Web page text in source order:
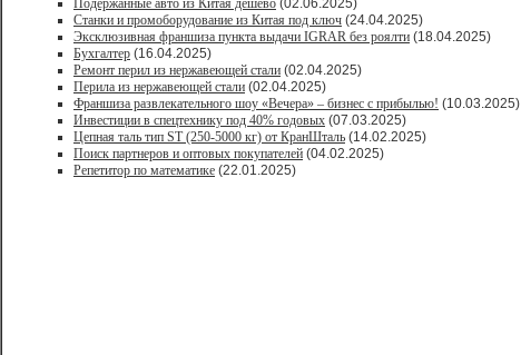
Подержанные авто из Китая дешево (02.06.2025)
Станки и промоборудование из Китая под ключ (24.04.2025)
Эксклюзивная франшиза пункта выдачи IGRAR без роялти (18.04.2025)
Бухгалтер (16.04.2025)
Ремонт перил из нержавеющей стали (02.04.2025)
Перила из нержавеющей стали (02.04.2025)
Франшиза развлекательного шоу «Вечера» – бизнес с прибылью! (10.03.2025)
Инвестиции в спецтехнику под 40% годовых (07.03.2025)
Цепная таль тип ST (250-5000 кг) от КранШталь (14.02.2025)
Поиск партнеров и оптовых покупателей (04.02.2025)
Репетитор по математике (22.01.2025)